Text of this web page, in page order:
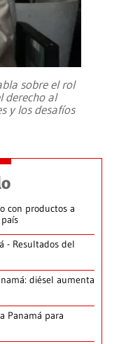
sobre el rol
derecho al
y los desafíos
con productos a
- Resultados del
diésel aumenta
Panamá para